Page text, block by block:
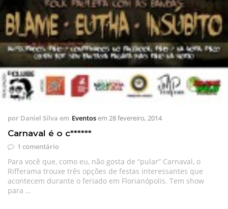
por Daniel Silva em Eventosem 28 fevereiro, 2014
Carnaval é o c******
1 comentário
Para você que, como eu, não gosta de “pular” Carnaval, o
Rifferama trouxe três opções de festas interessantes que
acontecem durante o feriado em Florianópolis. Tem show
para …